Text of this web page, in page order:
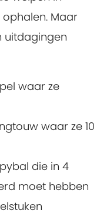
Maar
uitdagingen
waar ze
waar ze 10
die in 4
moet hebben